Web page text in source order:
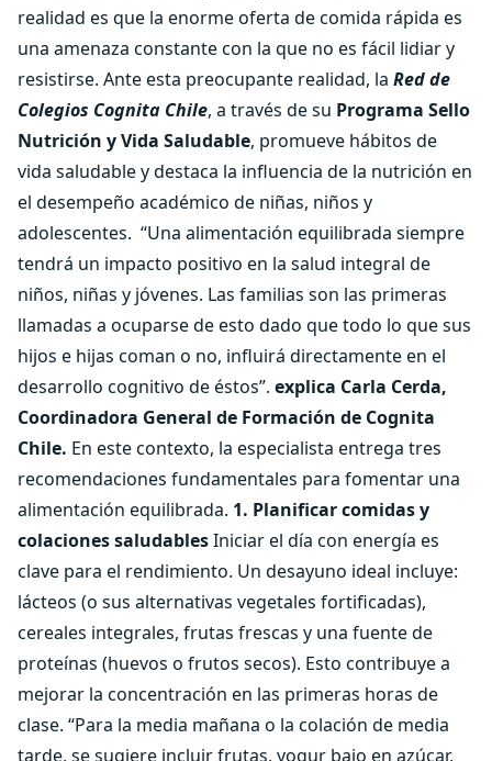
realidad es que la enorme oferta de comida rápida es
una amenaza constante con la que no es fácil lidiar y
resistirse. Ante esta preocupante realidad, la Red de
Colegios Cognita Chile, a través de su Programa Sello
Nutrición y Vida Saludable, promueve hábitos de
vida saludable y destaca la influencia de la nutrición en
el desempeño académico de niñas, niños y
adolescentes. “Una alimentación equilibrada siempre
tendrá un impacto positivo en la salud integral de
niños, niñas y jóvenes. Las familias son las primeras
llamadas a ocuparse de esto dado que todo lo que sus
hijos e hijas coman o no, influirá directamente en el
desarrollo cognitivo de éstos”. explica Carla Cerda,
Coordinadora General de Formación de Cognita
Chile. En este contexto, la especialista entrega tres
recomendaciones fundamentales para fomentar una
alimentación equilibrada. 1. Planificar comidas y
colaciones saludablesIniciar el día con energía es
clave para el rendimiento. Un desayuno ideal incluye:
lácteos (o sus alternativas vegetales fortificadas),
cereales integrales, frutas frescas y una fuente de
proteínas (huevos o frutos secos). Esto contribuye a
mejorar la concentración en las primeras horas de
clase. “Para la media mañana o la colación de media
tarde, se sugiere incluir frutas, yogur bajo en azúcar,